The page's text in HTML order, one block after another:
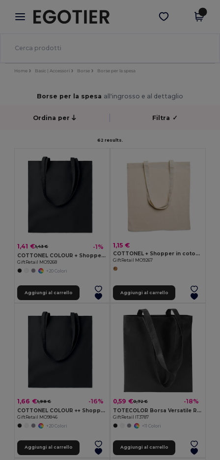
× App Egotier
Prezzi migliori sull'app!
Scarica app
Home Basic | Accessori Borse Borse per la spesa
Borse per la spesa all'ingrosso e al dettaglio
Ordina per Filtra ✓
62 results.
1,41 €1,43 € -1%
COTTONEL COLOUR + Shopper in cotone 140gr
GiftRetail MO9268
+20 Colori
Aggiungi al carrello
1,15 €
COTTONEL + Shopper in cotone 140gr
GiftRetail MO9267
Aggiungi al carrello
1,66 €1,98 € -16%
COTTONEL COLOUR ++ Shopper in cotone da 180gr MO9846-
GiftRetail MO9846
+20 Colori
Aggiungi al carrello
0,59 €0,72 € -18%
TOTECOLOR Borsa Versatile Riutilizzabile per la Spesa e da Spiaggia
GiftRetail IT3787
+11 Colori
Aggiungi al carrello